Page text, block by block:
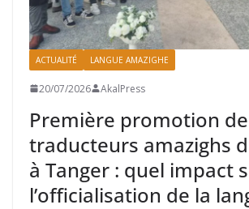
ACTUALITÉ LANGUE AMAZIGHE
20/07/2026 AkalPress
Première promotion de
traducteurs amazighs
à Tanger : quel impact
l’officialisation de la